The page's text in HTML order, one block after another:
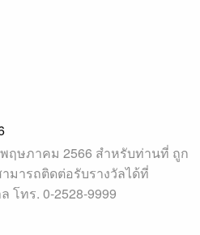
ฤษภาคม 2566 สำหรับท่านที่ ถูก
มารถติดต่อรับรางวัลได้ที่
โทร. 0-2528-9999